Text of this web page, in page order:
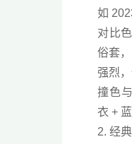
如
对比
俗套
强烈
撞色
衣 +
2. 经